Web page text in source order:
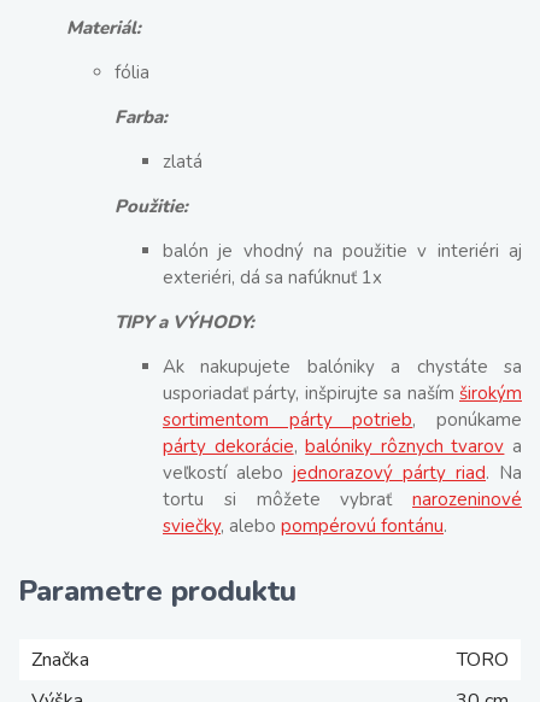
Materiál:
fólia
Farba:
zlatá
Použitie:
balón je vhodný na použitie v interiéri aj
exteriéri, dá sa nafúknuť 1x
TIPY a VÝHODY:
Ak nakupujete balóniky a chystáte sa
usporiadať párty, inšpirujte sa naším širokým
sortimentom párty potrieb, ponúkame
párty dekorácie,balóniky rôznych tvarov a
veľkostí alebo jednorazový párty riad. Na
tortu si môžete vybrať narozeninové
sviečky, alebo pompérovú fontánu.
Parametre produktu
Značka
TORO